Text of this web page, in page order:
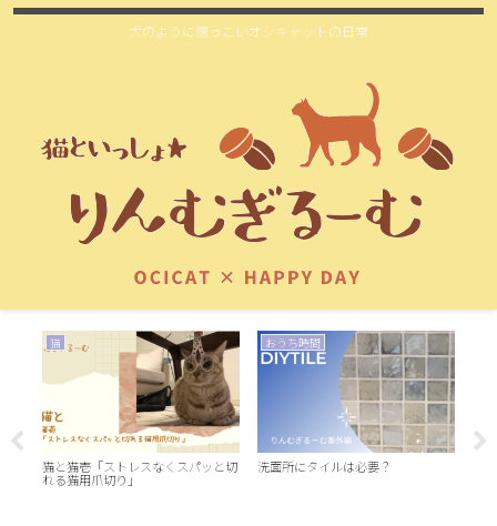
犬のように懐っこいオシキャットの日常
猫
猫と猫壱「ストレスなくスパッと切
れる猫用爪切り」
おうち時間
洗面所にタイルは必要？